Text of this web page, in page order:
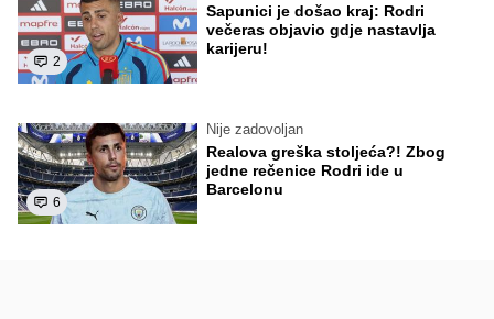
2
Sapunici je došao kraj: Rodri
večeras objavio gdje nastavlja
karijeru!
6
Nije zadovoljan
Realova greška stoljeća?! Zbog
jedne rečenice Rodri ide u
Barcelonu